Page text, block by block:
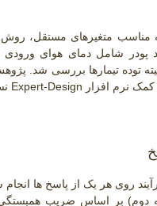
مناسب متغیرهای
Expert-Design
روی هر یک از پاسخ ها
دوم) بر اساس ضریب